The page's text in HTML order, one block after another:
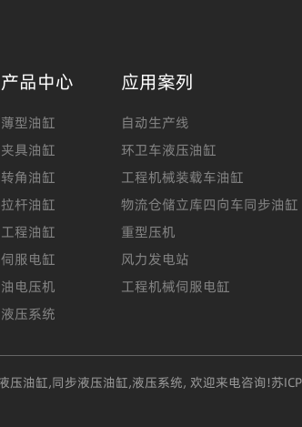
产品中心
薄型油缸
夹具油缸
转角油缸
拉杆油缸
工程油缸
伺服电缸
油电压机
液压系统
应用案列
自动生产线
环卫车液压油缸
工程机械装载车油缸
物流仓储立库四向车同步油缸
重型压机
风力发电站
工程机械伺服电缸
压油缸,同步液压油缸,液压系统, 欢迎来电咨询!苏